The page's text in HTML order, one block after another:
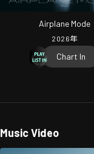
Airplane Mode
2026年
Chart In
Music Video